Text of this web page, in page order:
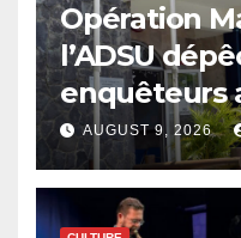
Opération
l’ADSU
enquêteurs
Mauriciens
AUGUST 9, 2026